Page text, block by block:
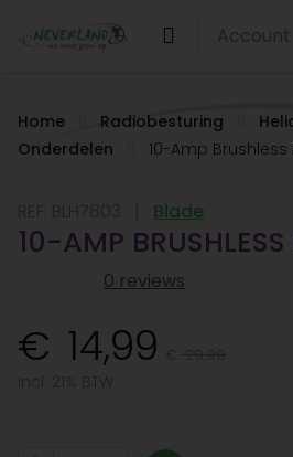
Account
Home Radiobesturing
Onderdelen
10-Amp Brushless
Blade
10-AMP
0 reviews
14,99